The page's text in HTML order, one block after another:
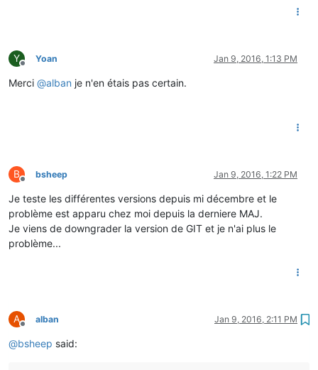
Y
Offline
Yoan Jan 9, 2016, 1:13 PM
Merci @alban je n'en étais pas certain.
B
Offline
bsheep Jan 9, 2016, 1:22 PM
Je teste les différentes versions depuis mi décembre et le
problème est apparu chez moi depuis la derniere MAJ.
Je viens de downgrader la version de GIT et je n'ai plus le
problème...
A
Offline
alban Jan 9, 2016, 2:11 PM
@bsheep said: